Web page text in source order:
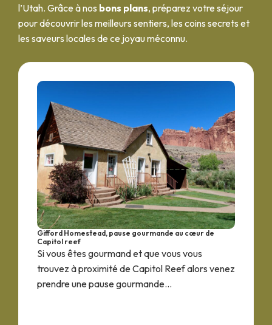
l’Utah. Grâce à nos bons plans, préparez votre séjour
pour découvrir les meilleurs sentiers, les coins secrets et
les saveurs locales de ce joyau méconnu.
Gifford Homestead, pause gourmande au cœur de
Capitol reef
Si vous êtes gourmand et que vous vous
trouvez à proximité de Capitol Reef alors venez
prendre une pause gourmande...